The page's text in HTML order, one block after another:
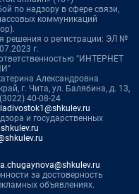
по надзору в сфере связи,
коммуникаций
решения о регистрации: ЭЛ №
г.
"ИНТЕРНЕТ
Александровна
г. Чита, ул. Балябина, д. 13,
40-08-24
и государственных
за достоверность
объявлениях.